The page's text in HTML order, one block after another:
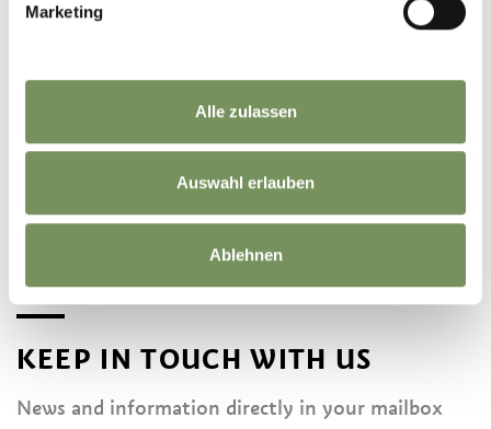
Marketing
Alle zulassen
Auswahl erlauben
Ablehnen
KEEP IN TOUCH WITH US
News and information directly in your mailbox